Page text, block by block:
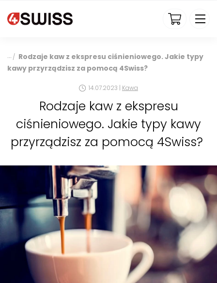
4swiss.pl
/ Rodzaje kaw z ekspresu ciśnieniowego. Jakie typy
kawy przyrządzisz za pomocą 4Swiss?
14.07.2023 | Kawa
Rodzaje kaw z ekspresu
ciśnieniowego. Jakie typy kawy
przyrządzisz za pomocą 4Swiss?